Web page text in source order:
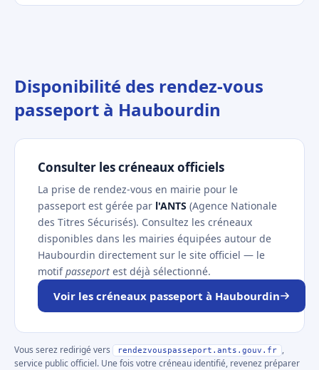
Disponibilité des rendez-vous
passeport à Haubourdin
Consulter les créneaux officiels
La prise de rendez-vous en mairie pour le
passeport est gérée par l'ANTS (Agence Nationale
des Titres Sécurisés). Consultez les créneaux
disponibles dans les mairies équipées autour de
Haubourdin directement sur le site officiel — le
motifpasseport est déjà sélectionné.
Voir les créneaux passeport à Haubourdin
Vous serez redirigé vers rendezvouspasseport.ants.gouv.fr
,
service public officiel. Une fois votre créneau identifié, revenez préparer